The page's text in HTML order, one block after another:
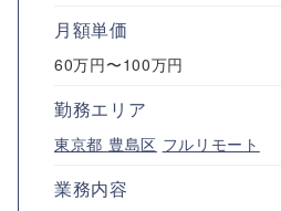
月額単価
60万円〜100万円
勤務エリア
東京都 豊島区 フルリモート
業務内容